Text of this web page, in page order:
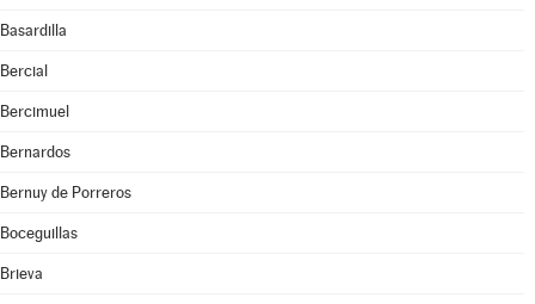
Basardilla
Bercial
Bercimuel
Bernardos
Bernuy de Porreros
Boceguillas
Brieva